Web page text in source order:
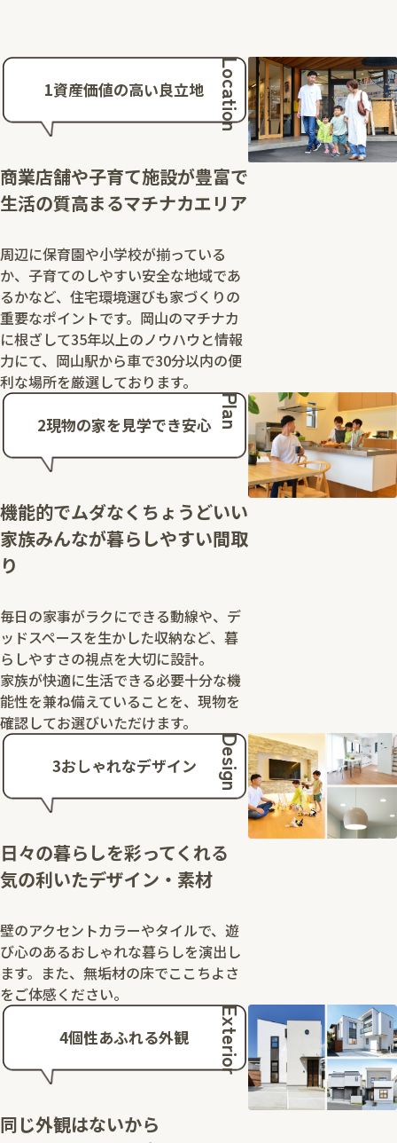
1資産価値の高い良立地
商業店舗や子育て施設が豊富で
生活の質高まるマチナカエリア
周辺に保育園や小学校が揃っている
か、子育てのしやすい安全な地域であ
るかなど、住宅環境選びも家づくりの
重要なポイントです。岡山のマチナカ
に根ざして35年以上のノウハウと情報
力にて、岡山駅から車で30分以内の便
利な場所を厳選しております。
Location
2現物の家を見学でき安心
機能的でムダなくちょうどいい
家族みんなが暮らしやすい間取
り
毎日の家事がラクにできる動線や、デ
ッドスペースを生かした収納など、暮
らしやすさの視点を大切に設計。
家族が快適に生活できる必要十分な機
能性を兼ね備えていることを、現物を
確認してお選びいただけます。
Plan
3おしゃれなデザイン
日々の暮らしを彩ってくれる
気の利いたデザイン・素材
壁のアクセントカラーやタイルで、遊
び心のあるおしゃれな暮らしを演出し
ます。また、無垢材の床でここちよさ
をご体感ください。
Design
4個性あふれる外観
同じ外観はないから
Exterior